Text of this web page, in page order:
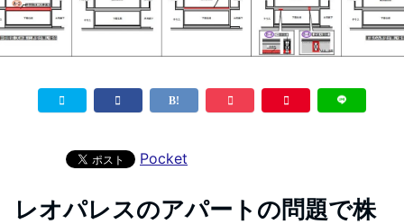
Pocket
レオパレスのアパートの問題で株